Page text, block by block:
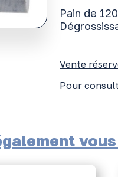
Pain de
Vente
Pour